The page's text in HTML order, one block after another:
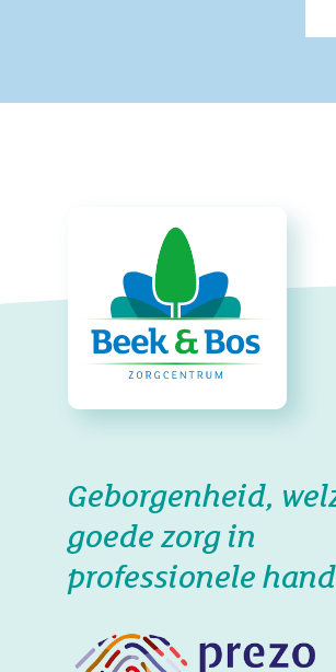
Geborgenheid,
goede zorg in
professionele